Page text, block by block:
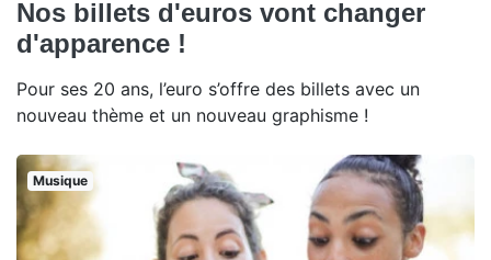
Nos billets d'euros vont changer
d'apparence !
Pour ses 20 ans, l’euro s’offre des billets avec un
nouveau thème et un nouveau graphisme !
Musique